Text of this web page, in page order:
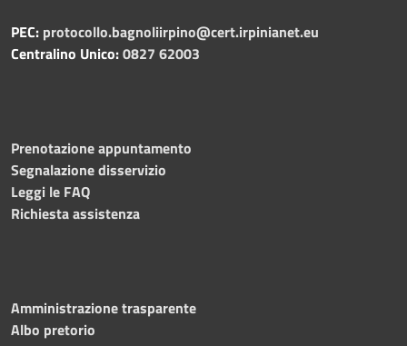
PEC: protocollo.bagnoliirpino@cert.irpinianet.eu
Centralino Unico:0827 62003
Prenotazione appuntamento
Segnalazione disservizio
Leggi le FAQ
Richiesta assistenza
Amministrazione trasparente
Albo pretorio